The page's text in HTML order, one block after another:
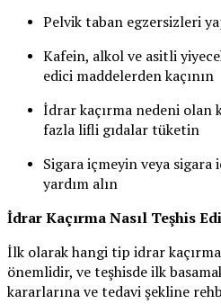
Pelvik taban egzersizleri
Kafein, alkol ve asitli
edici maddelerden kaçının
İdrar kaçırma nedeni olan
fazla lifli gıdalar tüketin
Sigara içmeyin veya sigara
yardım alın
İdrar Kaçırma Nasıl Teşhis
İlk olarak hangi tip idrar
önemlidir, ve teşhisde ilk
kararlarına ve tedavi şekline